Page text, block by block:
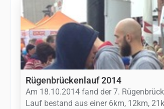
Rügenbrückenlauf 2014
Am 18.10.2014 fand der 7.
Lauf bestand aus einer 6km, 12km,